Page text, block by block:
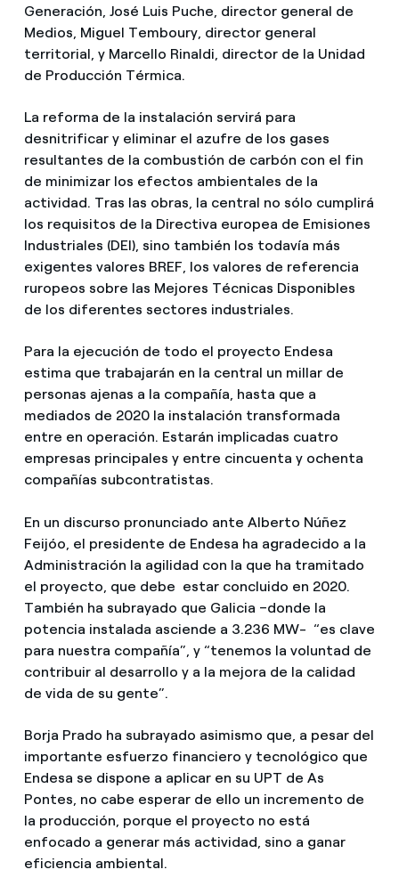
Generación, José Luis Puche, director general de
Medios, Miguel Temboury, director general
territorial, y Marcello Rinaldi, director de la Unidad
de Producción Térmica.
La reforma de la instalación servirá para
desnitrificar y eliminar el azufre de los gases
resultantes de la combustión de carbón con el fin
de minimizar los efectos ambientales de la
actividad. Tras las obras, la central no sólo cumplirá
los requisitos de la Directiva europea de Emisiones
Industriales (DEI), sino también los todavía más
exigentes valores BREF, los valores de referencia
ruropeos sobre las Mejores Técnicas Disponibles
de los diferentes sectores industriales.
Para la ejecución de todo el proyecto Endesa
estima que trabajarán en la central un millar de
personas ajenas a la compañía, hasta que a
mediados de 2020 la instalación transformada
entre en operación. Estarán implicadas cuatro
empresas principales y entre cincuenta y ochenta
compañías subcontratistas.
En un discurso pronunciado ante Alberto Núñez
Feijóo, el presidente de Endesa ha agradecido a la
Administración la agilidad con la que ha tramitado
el proyecto, que debe estar concluido en 2020.
También ha subrayado que Galicia –donde la
potencia instalada asciende a 3.236 MW- “es clave
para nuestra compañía”, y “tenemos la voluntad de
contribuir al desarrollo y a la mejora de la calidad
de vida de su gente”.
Borja Prado ha subrayado asimismo que, a pesar del
importante esfuerzo financiero y tecnológico que
Endesa se dispone a aplicar en su UPT de As
Pontes, no cabe esperar de ello un incremento de
la producción, porque el proyecto no está
enfocado a generar más actividad, sino a ganar
eficiencia ambiental.